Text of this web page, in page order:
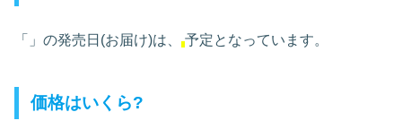
「」の発売日(お届け)は、 予定となっています。
価格はいくら?